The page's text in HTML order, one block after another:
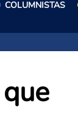
COLUMNISTAS